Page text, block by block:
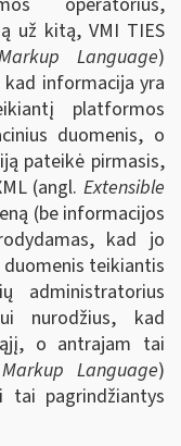
už kitą, VMI TIES
Language)
informacija yra
platformos
duomenis, o
pateikė pirmasis,
(angl. Extensible
(be informacijos
kad jo
teikiantis
administratorius
nurodžius, kad
o antrajam tai
Language)
tai pagrindžiantys